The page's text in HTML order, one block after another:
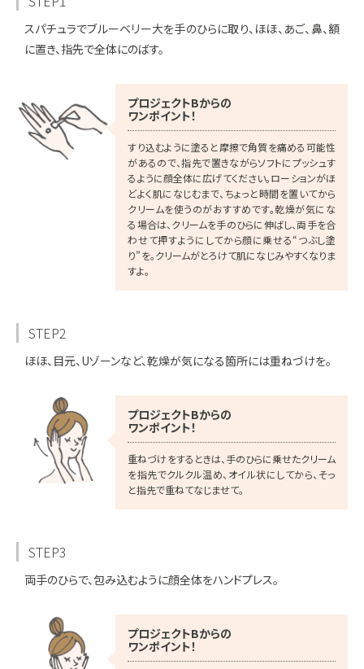
スパチュラでブルーベリー大を手のひらに取り、ほほ、あご、鼻、額
に置き、指先で全体にのばす。
プロジェクトBからの
ワンポイント！
すり込むように塗ると摩擦で角質を痛める可能性
があるので、指先で置きながらソフトにプッシュす
るように顔全体に広げてください。ローションがほ
どよく肌になじむまで、ちょっと時間を置いてから
クリームを使うのがおすすめです。乾燥が気にな
る場合は、クリームを手のひらに伸ばし、両手を合
わせて押すようにしてから顔に乗せる“つぶし塗
り”を。クリームがとろけて肌になじみやすくなりま
すよ。
STEP2
ほほ、目元、Uゾーンなど、乾燥が気になる箇所には重ねづけを。
プロジェクトBからの
ワンポイント！
重ねづけをするときは、手のひらに乗せたクリーム
を指先でクルクル温め、オイル状にしてから、そっ
と指先で重ねてなじませて。
STEP3
両手のひらで、包み込むように顔全体をハンドプレス。
プロジェクトBからの
ワンポイント！